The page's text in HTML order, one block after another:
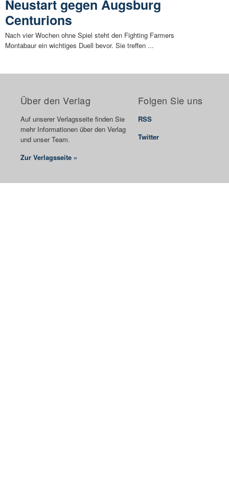
Neustart gegen Augsburg
Centurions
Nach vier Wochen ohne Spiel steht den Fighting Farmers
Montabaur ein wichtiges Duell bevor. Sie treffen ...
Über den Verlag
Auf unserer Verlagsseite finden Sie
mehr Informationen über den Verlag
und unser Team.
Zur Verlagsseite »
Folgen Sie uns
RSS
Twitter